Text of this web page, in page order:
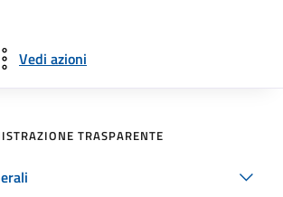
Vedi azioni
TRASPARENTE